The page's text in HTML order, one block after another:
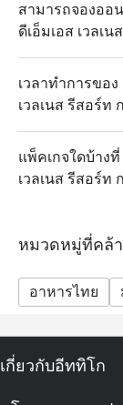
สามารถจองออ
ดีเอ็มเอส เวลเ
เวลาทำการขอ
เวลเนส รีสอร์ท
แพ็คเกจใดบ้าง
เวลเนส รีสอร์ท
หมวดหมู่ที่คล้
อาหารไทย
เกี่ยวกับอีททิโก